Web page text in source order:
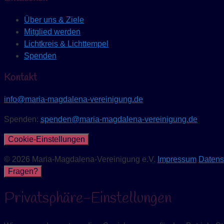
Über uns & Ziele
Mitglied werden
Lichtkreis & Lichttempel
Spenden
Kontakt
info@maria-magdalena-vereinigung.de
Spenden: spenden@maria-magdalena-vereinigung.de
Cookie-Einstellungen
© 2026 Maria-Magdalena-Vereinigung e.V. Impressum
Fragen?
Privatsphäre-Einstellungen